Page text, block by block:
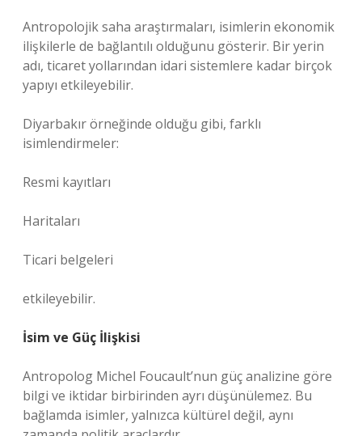
Antropolojik saha araştırmaları, isimlerin ekonomik
ilişkilerle de bağlantılı olduğunu gösterir. Bir yerin
adı, ticaret yollarından idari sistemlere kadar birçok
yapıyı etkileyebilir.
Diyarbakır örneğinde olduğu gibi, farklı
isimlendirmeler:
Resmi kayıtları
Haritaları
Ticari belgeleri
etkileyebilir.
İsim ve Güç İlişkisi
Antropolog Michel Foucault’nun güç analizine göre
bilgi ve iktidar birbirinden ayrı düşünülemez. Bu
bağlamda isimler, yalnızca kültürel değil, aynı